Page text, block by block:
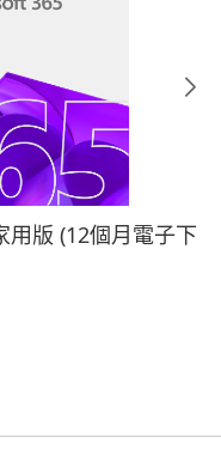
版 (12個月電子下